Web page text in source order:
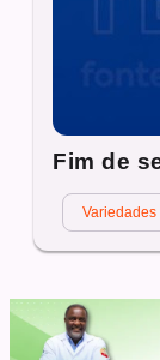
Fim de
Variedades